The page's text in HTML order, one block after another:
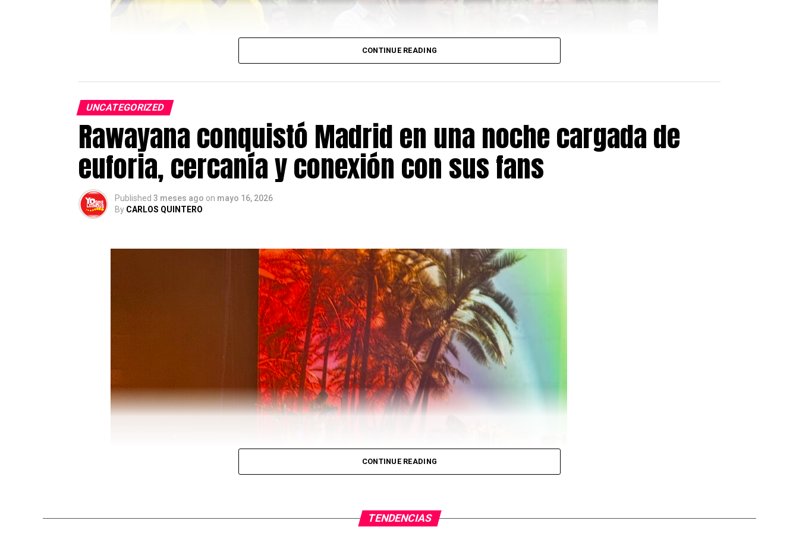
compromiso de Madrid con Venezuela en uno de los momentos más difíciles de su historia reciente.
YosoyLatino.es es un medio digital dedicado a informar y conectar a la comunidad latina en España, ofreciendo cobertura
de actualidad, inmigración, emprendimiento, cultura y acontecimientos de interés para millones de latinoamericanos
residentes en el país.
Post Views: 446
De acuerdo con los datos oficiales del Ministerio de Inclusión,609.737 expedientes ya han sido tramitados y se
encuentran en fase de instrucción, mientras que alrededor de 11.000 solicitudes ya cuentan con una resolución
Entre las nacionalidades con mayor número de solicitudes destacan loscolombianos (25,9%)
venezolanos (11,8%). También figuran entre los principales países de origen Perú, Honduras,
Paraguay, Argelia, Senegal, Pakistán y Argentina.
Las comunidades autónomas que concentraron el mayor volumen de solicitudes fueron Cataluña
ValencianayAndalucía.
43% mujeres. Además, el Ministerio destaca que tres de cada cuatro solicitantes son hispanohablantes, un
factor que puede facilitar su integración laboral y social.
, principalmente en sectores como hostelería, comercio, construcción y actividades
CONTINUE READING
UNCATEGORIZED
Rawayana conquistó Madrid en una noche cargada de
euforia, cercanía y conexión con sus fans
Published 3 meses ago on mayo 16, 2026
By CARLOS QUINTERO
CONTINUE READING
TENDENCIAS